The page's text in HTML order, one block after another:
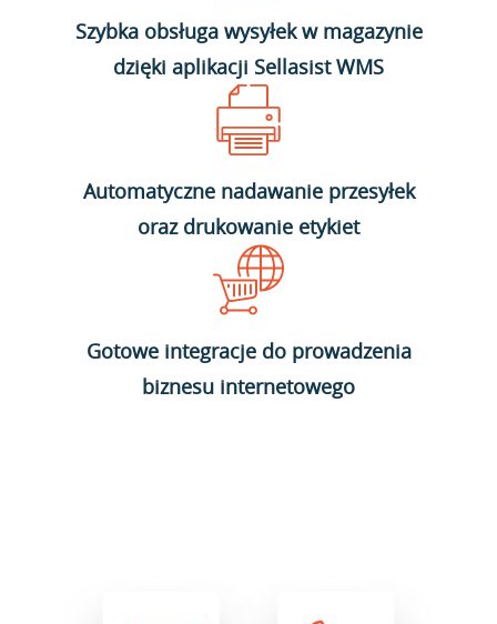
Szybka obsługa wysyłek w magazynie
dzięki aplikacji Sellasist WMS
Automatyczne nadawanie przesyłek
oraz drukowanie etykiet
Gotowe integracje do prowadzenia
biznesu internetowego